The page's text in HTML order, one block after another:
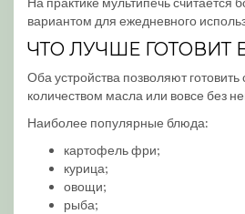
вариантом для ежедневного
ЧТО ЛУЧШЕ ГОТОВИТ
Оба устройства позволяют
количеством масла или вовсе без
Наиболее популярные блюда:
картофель фри;
курица;
овощи;
рыба;